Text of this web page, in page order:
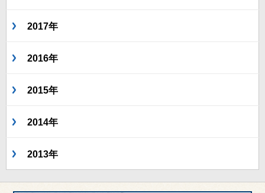
2017年
2016年
2015年
2014年
2013年